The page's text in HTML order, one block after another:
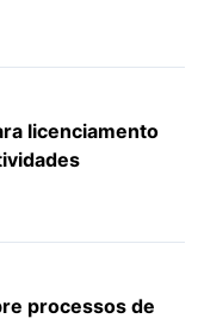
licenciamento
processos de